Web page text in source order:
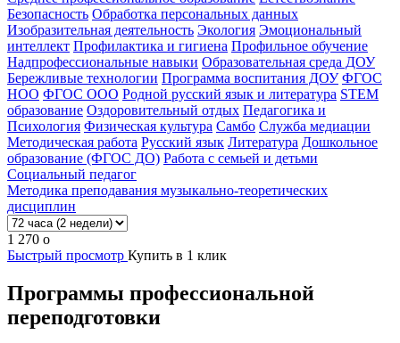
Безопасность Обработка персональных данных
Изобразительная деятельность Экология Эмоциональный
интеллект Профилактика и гигиена Профильное обучение
Надпрофессиональные навыки Образовательная среда ДОУ
Бережливые технологии Программа воспитания ДОУ ФГОС
НОО ФГОС ООО Родной русский язык и литература STEM
образование Оздоровительный отдых Педагогика и
Психология Физическая культура Самбо Служба медиации
Методическая работа Русский язык Литература Дошкольное
образование (ФГОС ДО) Работа с семьей и детьми
Социальный педагог
Методика преподавания музыкально-теоретических
дисциплин
1 270 o
Быстрый просмотр Купить в 1 клик
Программы профессиональной
переподготовки